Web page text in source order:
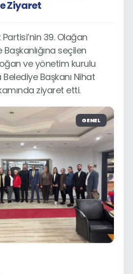
Ziyaret
39. Olağan
seçilen
ve yönetim kurulu
Başkanı Nihat
ziyaret etti.
GENEL